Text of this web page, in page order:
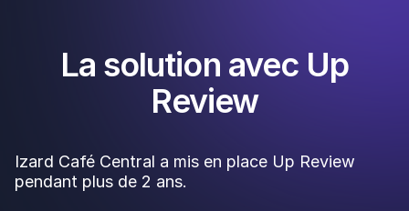
La solution avec Up
Review
Izard Café Central a mis en place Up Review
pendant plus de 2 ans.